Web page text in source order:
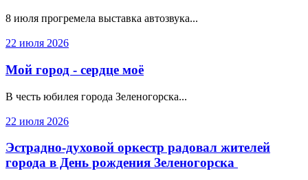
8 июля прогремела выставка автозвука...
22 июля 2026
Мой город - сердце моё
В честь юбилея города Зеленогорска...
22 июля 2026
Эстрадно-духовой оркестр радовал жителей
города в День рождения Зеленогорска